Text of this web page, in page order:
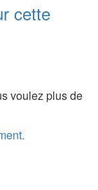
cette
voulez plus de